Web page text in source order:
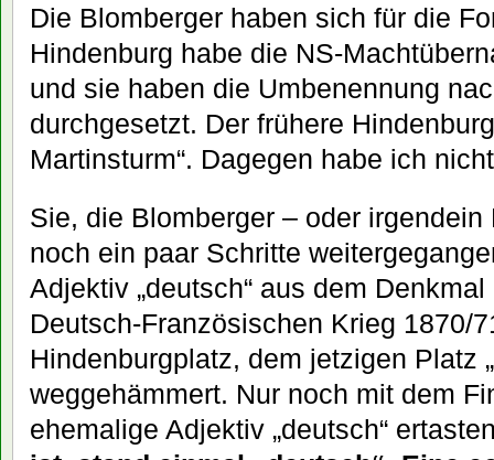
Die Blomberger haben sich für die
Hindenburg habe die NS-
und sie haben die Umbenennung
durchgesetzt. Der frühere
Martinsturm“. Dagegen habe ich
Sie, die Blomberger – oder
noch ein paar Schritte
Adjektiv „deutsch“ aus dem
Deutsch-Französischen Krieg 1870/
Hindenburgplatz, dem jetzigen Platz
weggehämmert. Nur noch mit dem
ehemalige Adjektiv „deutsch“